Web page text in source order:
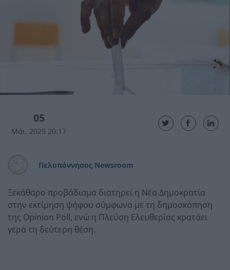
05
Μάι. 2025 20:17
Πελοπόννησος Newsroom
Ξεκάθαρο προβάδισμα διατηρεί η Νέα Δημοκρατία
στην εκτίμηση ψήφου σύμφωνα με τη δημοσκόπηση
της Opinion Poll, ενώ η Πλεύση Ελευθερίας κρατάει
γερά τη δεύτερη θέση.